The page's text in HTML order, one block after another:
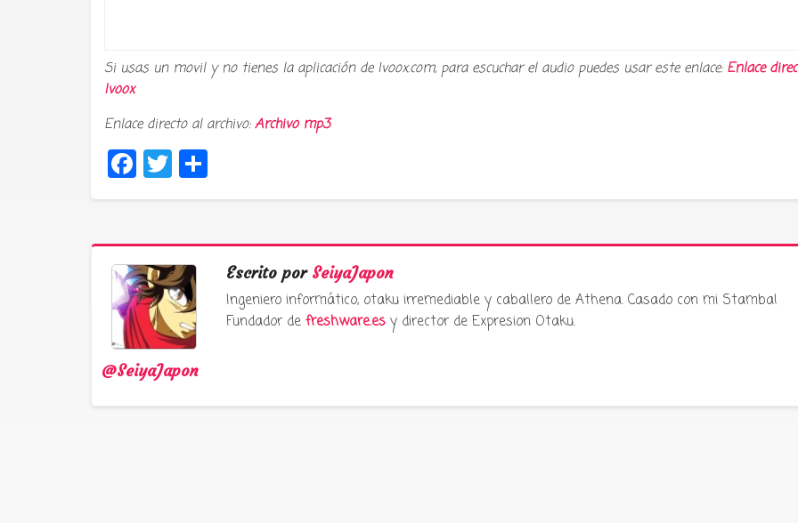
Si usas un movil y no tienes la aplicación de Ivoox.com, para escuchar el audio puedes usar este enlace: Enlace
Ivoox
Enlace directo al archivo:Archivo mp3
Facebook
Twitter
@SeiyaJapon
Escrito por SeiyaJapon
Ingeniero informático, otaku irremediable y caballero de Athena. Casado con mi Stamba!
Fundador de freshware.esy director de Expresion Otaku.